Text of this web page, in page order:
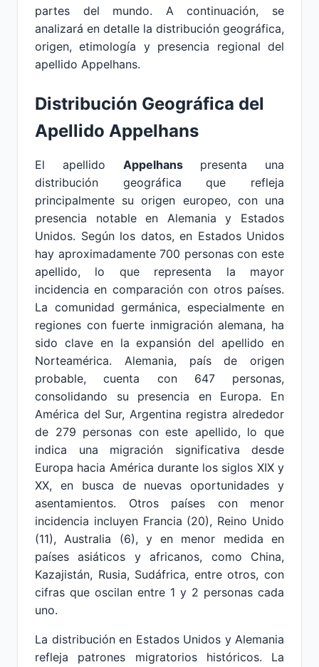
partes del mundo. A continuación, se
analizará en detalle la distribución geográfica,
origen, etimología y presencia regional del
apellido Appelhans.
Distribución Geográfica del
Apellido Appelhans
El apellido Appelhanspresenta una
distribución geográfica que refleja
principalmente su origen europeo, con una
presencia notable en Alemania y Estados
Unidos. Según los datos, en Estados Unidos
hay aproximadamente 700 personas con este
apellido, lo que representa la mayor
incidencia en comparación con otros países.
La comunidad germánica, especialmente en
regiones con fuerte inmigración alemana, ha
sido clave en la expansión del apellido en
Norteamérica. Alemania, país de origen
probable, cuenta con 647 personas,
consolidando su presencia en Europa. En
América del Sur, Argentina registra alrededor
de 279 personas con este apellido, lo que
indica una migración significativa desde
Europa hacia América durante los siglos XIX y
XX, en busca de nuevas oportunidades y
asentamientos. Otros países con menor
incidencia incluyen Francia (20), Reino Unido
(11), Australia (6), y en menor medida en
países asiáticos y africanos, como China,
Kazajistán, Rusia, Sudáfrica, entre otros, con
cifras que oscilan entre 1 y 2 personas cada
uno.
La distribución en Estados Unidos y Alemania
refleja patrones migratorios históricos. La